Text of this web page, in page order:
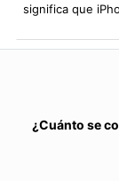
significa que
¿Cuánto se